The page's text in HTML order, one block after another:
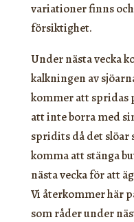
variationer finns
försiktighet.
Under nästa vecka
kalkningen av
kommer att spridas
att inte borra med
spridits då det slöar
komma att stänga
nästa vecka för att
Vi återkommer här
som råder under